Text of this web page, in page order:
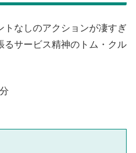
トなしのアクションが凄すぎ
るサービス精神のトム・クル
分